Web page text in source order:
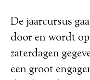
De jaarcursus
door en wordt
zaterdagen
een groot